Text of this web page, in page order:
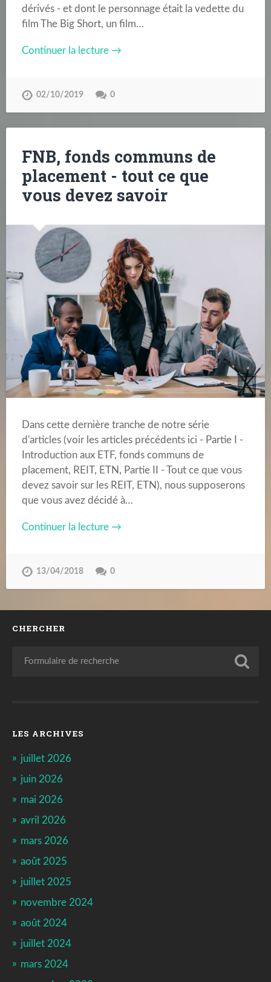
dérivés - et dont le personnage était la vedette du
film The Big Short, un film…
Continuer la lecture →
02/10/2019 0
FNB, fonds communs de
placement - tout ce que
vous devez savoir
Dans cette dernière tranche de notre série
d'articles (voir les articles précédents ici - Partie I -
Introduction aux ETF, fonds communs de
placement, REIT, ETN, Partie II - Tout ce que vous
devez savoir sur les REIT, ETN), nous supposerons
que vous avez décidé à…
Continuer la lecture →
13/04/2018 0
CHERCHER
LES ARCHIVES
juillet 2026
juin 2026
mai 2026
avril 2026
mars 2026
août 2025
juillet 2025
novembre 2024
août 2024
juillet 2024
mars 2024